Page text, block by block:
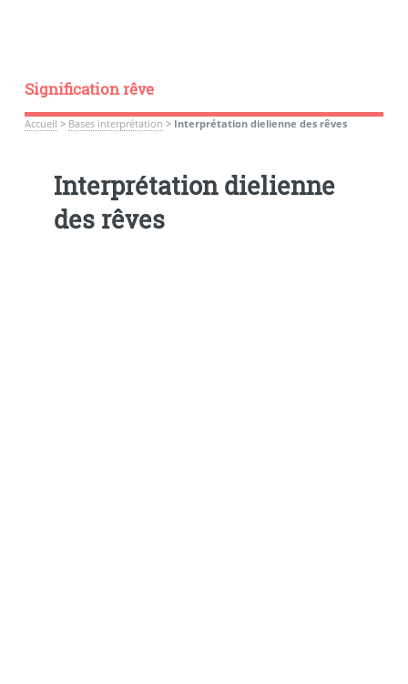
Signification rêve
Accueil > Bases interprétation > Interprétation dielienne des rêves
Interprétation dielienne
des rêves